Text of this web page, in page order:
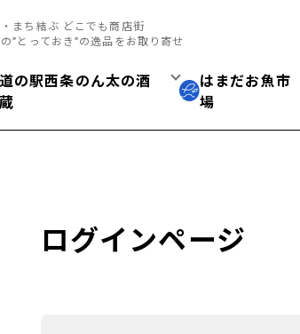
まち結ぶ どこでも商店街
”とっておき”の逸品をお取り寄せ
道の駅西条のん太の酒
蔵
はまだお魚市
場
ログインページ